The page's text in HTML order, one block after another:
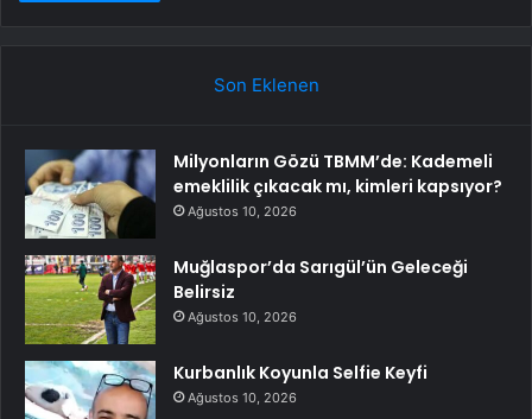
Son Eklenen
Milyonların Gözü TBMM’de: Kademeli
emeklilik çıkacak mı, kimleri kapsıyor?
Ağustos 10, 2026
Muğlaspor’da Sarıgül’ün Geleceği
Belirsiz
Ağustos 10, 2026
Kurbanlık Koyunla Selfie Keyfi
Ağustos 10, 2026